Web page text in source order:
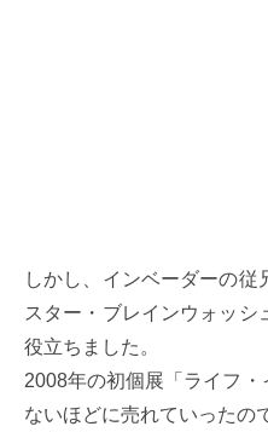
しかし、インベーダーの従
スター・ブレインウォッシ
役立ちました。
2008年の初個展「ライフ
ないほどに売れていったの